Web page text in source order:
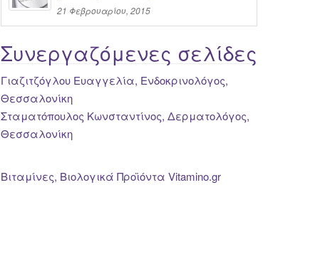
21 Φεβρουαρίου, 2015
Συνεργαζόμενες σελίδες
Γιαζιτζόγλου Ευαγγελία, Ενδοκρινολόγος,
Θεσσαλονίκη
Σταματόπουλος Κωνσταντίνος, Δερματολόγος,
Θεσσαλονίκη
Βιταμίνες, Βιολογικά Προϊόντα Vitamino.gr